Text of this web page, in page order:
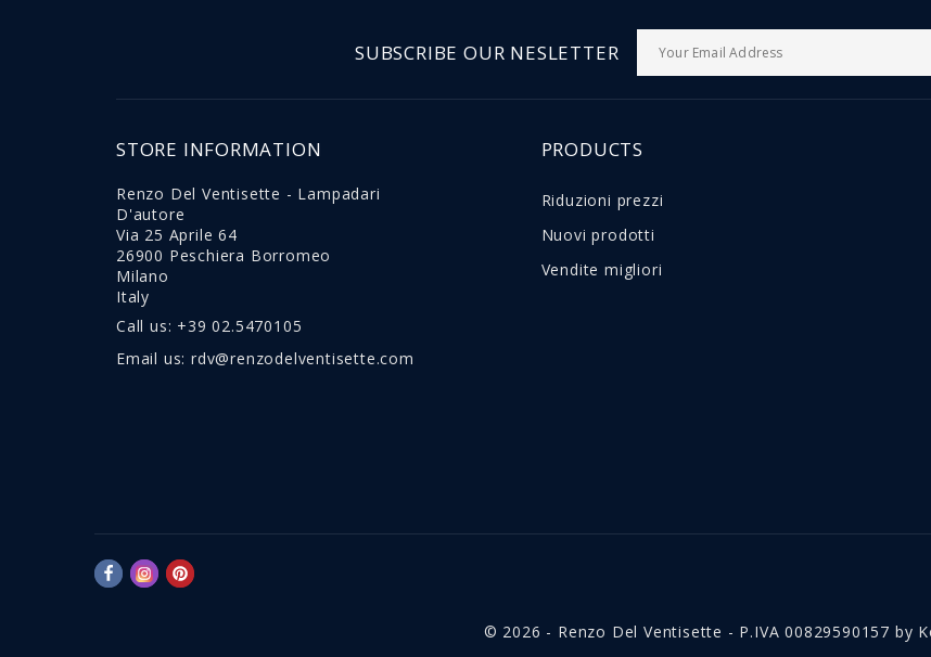
SUBSCRIBE OUR NESLETTER
STORE INFORMATION
Renzo Del Ventisette - Lampadari
D'autore
Via 25 Aprile 64
26900 Peschiera Borromeo
Milano
Italy
Call us: +39 02.5470105
Email us: rdv@renzodelventisette.com
PRODUCTS
Riduzioni prezzi
Nuovi prodotti
Vendite migliori
© 2026 - Renzo Del Ventisette - P.IVA 00829590157 by